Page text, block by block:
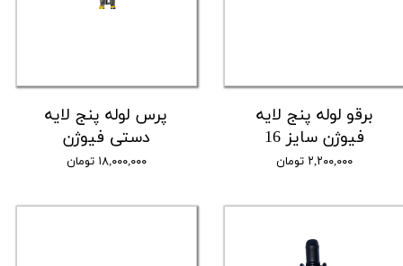
برقو لوله پنج لایه
فیوژن سایز 16
۲,۲۰۰,۰۰۰ تومان
پرس لوله پنج لایه
دستی فیوژن
۱۸,۰۰۰,۰۰۰ تومان